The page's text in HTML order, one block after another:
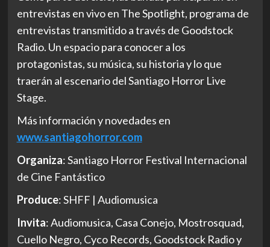
entrevistas en vivo en The Spotlight, programa de
entrevistas transmitido a través de Goodstock
Radio. Un espacio para conocer a los
protagonistas, su música, su historia y lo que
traerán al escenario del Santiago Horror Live
Stage.
Más información y novedades en
www.santiagohorror.com
Organiza: Santiago Horror Festival Internacional
de Cine Fantástico
Produce: SHFF | Audiomusica
Invita: Audiomusica, Casa Conejo, Mostrosquad,
Cuello Negro, Cyco Records, Goodstock Radio y